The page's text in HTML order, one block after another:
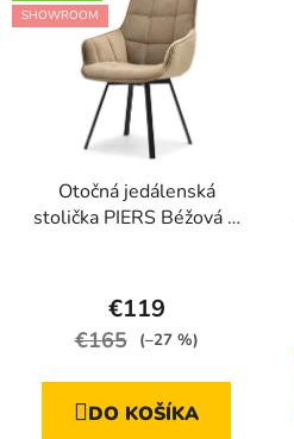
SHOWROOM
Otočná jedálenská
stolička PIERS Béžová +
hodnotenie
produktu
z
€119
€165 (–27 %)
DO KOŠÍKA